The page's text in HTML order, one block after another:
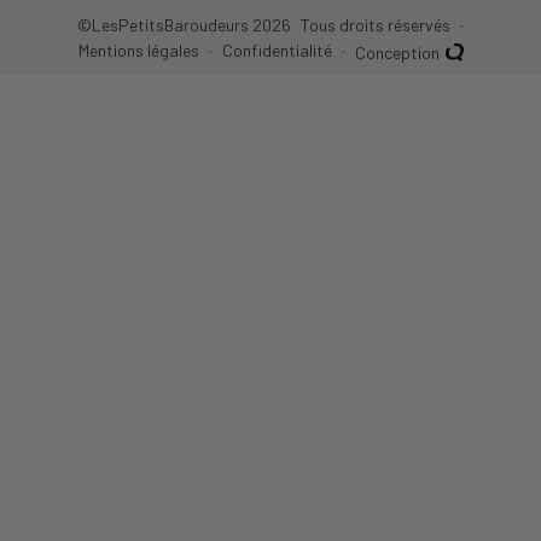
©LesPetitsBaroudeurs 2026 Tous droits réservés
Mentions légales
Confidentialité Conception